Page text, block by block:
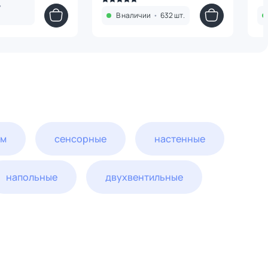
В наличии • 632 шт.
сенсорные настенные
напольные двухвентильные